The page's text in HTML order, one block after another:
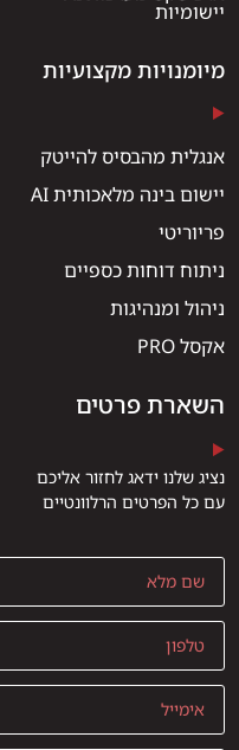
יישומיות
מיומנויות מקצועיות
אנגלית מהבסיס להייטק
יישום בינה מלאכותית AI
פריוריטי
ניתוח דוחות כספיים
ניהול ומנהיגות
אקסל PRO
השארת פרטים
נציג שלנו ידאג לחזור אליכם
עם כל הפרטים הרלוונטיים